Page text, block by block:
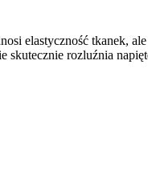
elastyczność tkanek,
rozluźnia